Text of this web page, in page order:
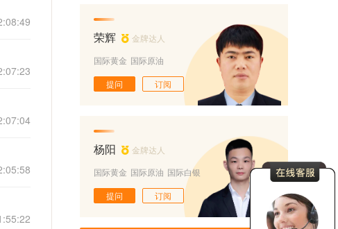
荣辉
金牌达人
国际黄金 国际原油
提问
订阅
杨阳
金牌达人
国际黄金 国际原油 国际白银
提问
订阅